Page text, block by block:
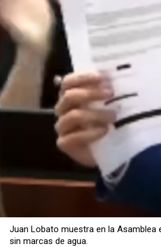
Juan Lobato muestra en la Asamblea
sin marcas de agua.